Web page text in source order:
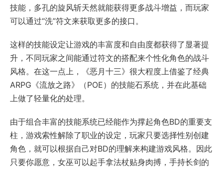
技能，多孔的旋风斩天然就能获得更多战斗增益，而玩家
可以通过“洗”符文来获取更多的接口。
这样的技能设定让游戏的丰富度和自由度都获得了显著提
升，不同玩家之间能通过符文的搭配来个性化角色的战斗
风格。在这一点上，《恶月十三》很大程度上借鉴了经典
ARPG《流放之路》（POE）的技能石系统，并在此基础
上做了轻量化的处理。
由于组合丰富的技能系统已经能作为撑起角色BD的重要支
柱，游戏索性解除了职业的设定，玩家只要选择性别创建
角色，就可以根据自己对BD的理解来构建游戏风格。因此
只要你愿意，女巫可以起手拿法杖贴身肉搏，手持长剑的